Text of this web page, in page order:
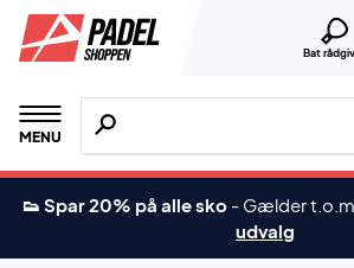
Bat
MENU
Søg efter produkter, mærker
👟 Spar 20% på alle sko - Gælder
udvalg